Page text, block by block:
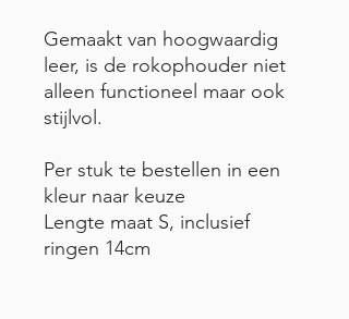
Gemaakt van hoogwaardig
leer, is de rokophouder niet
alleen functioneel maar ook
stijlvol.
Per stuk te bestellen in een
kleur naar keuze
Lengte maat S, inclusief
ringen 14cm